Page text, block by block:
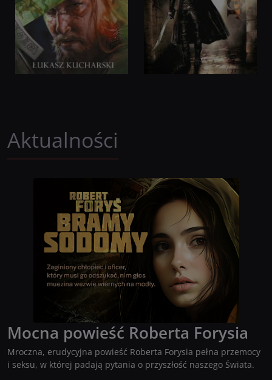
Aktualności
Mocna powieść Roberta Forysia
Mroczna, erudycyjna powieść Roberta Forysia pełna przemocy
i seksu, w której padają pytania o przyszłość naszego Świata.